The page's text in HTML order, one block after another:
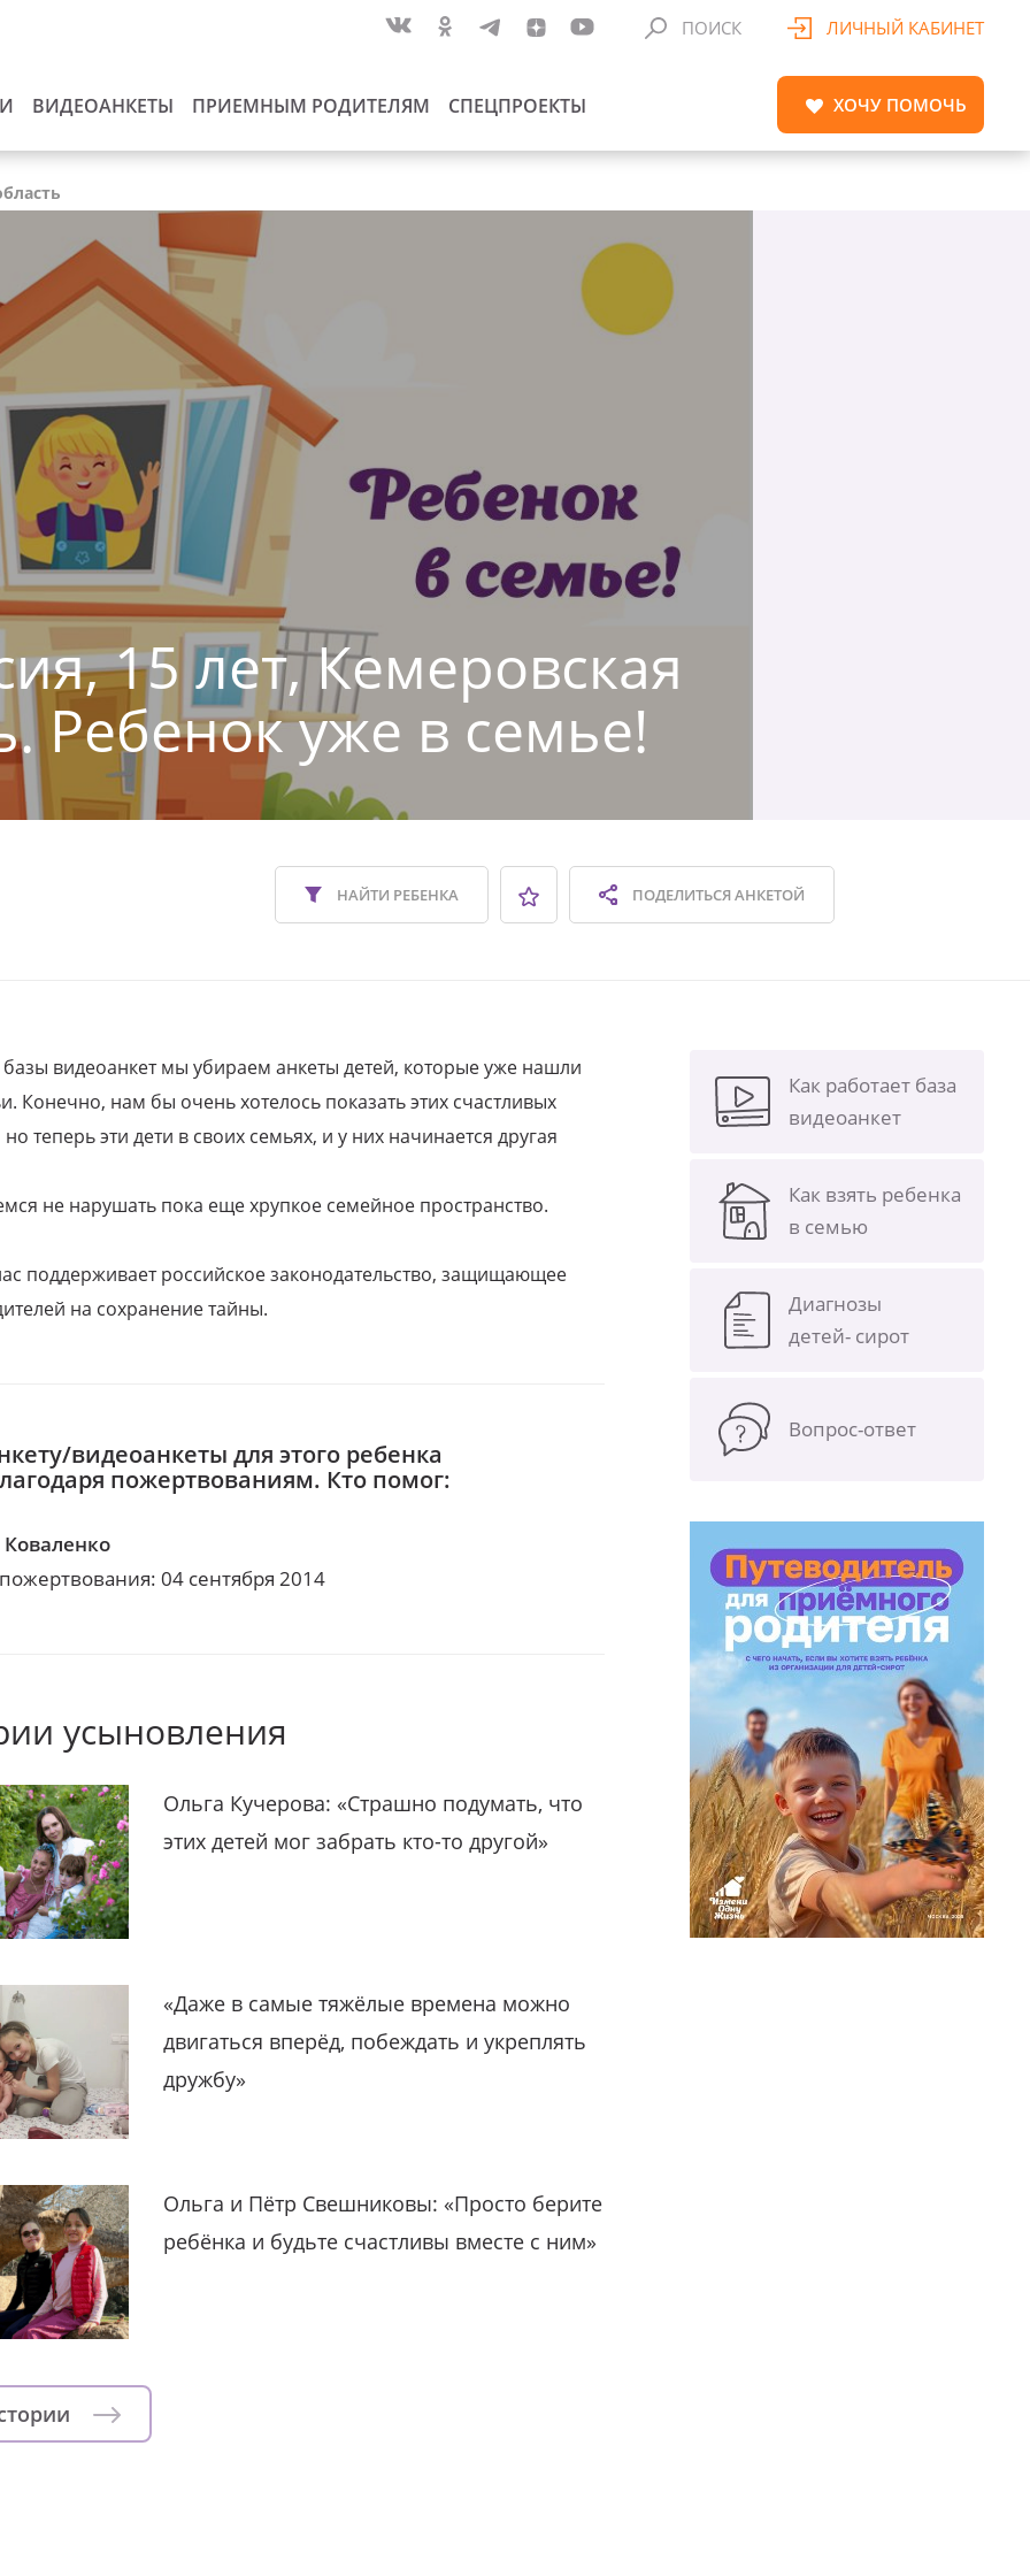
ВИДЕОАНКЕТЫ ПРИЕМНЫМ РОДИТЕЛЯМ СПЕЦПРОЕКТЫ
ПОИСК ЛИЧНЫЙ КАБИНЕТ
ХОЧУ ПОМОЧЬ
15 лет, Кемеровская
Ребенок уже в семье!
ПОДЕЛИТЬСЯАНКЕТОЙ
НАЙТИ РЕБЕНКА
видеоанкет мы убираем анкеты детей, которые уже нашли
Конечно, нам бы очень хотелось показать этих счастливых
теперь эти дети в своих семьях, и у них начинается другая
не нарушать пока еще хрупкое семейное пространство.
поддерживает российское законодательство, защищающее
на сохранение тайны.
видеоанкеты для этого ребенка
пожертвованиям. Кто помог:
04 сентября 2014
усыновления
Ольга Кучерова: «Страшно подумать, что
этих детей мог забрать кто-то другой»
«Даже в самые тяжёлые времена можно
двигаться вперёд, побеждать и укреплять
дружбу»
Ольга и Пётр Свешниковы: «Просто берите
ребёнка и будьте счастливы вместе с ним»
Как работает база
видеоанкет
Как взять ребенка
в семью
Диагнозы
детей- сирот
Вопрос-ответ